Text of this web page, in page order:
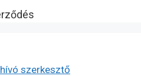
szerkesztő